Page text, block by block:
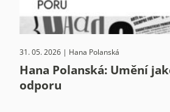
31. 05. 2026 | Hana Polanská
Hana Polanská: Umění
odporu